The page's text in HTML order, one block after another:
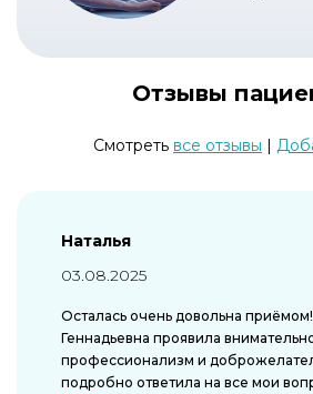
мозговой деятельности,
улучшение памяти)
Снижение холестерина
восполнение дефицита
витаминов)
Отзывы
Cмотреть все отзывы |
Наталья
03.08.2025
Осталась очень довольна
Геннадьевна проявила
профессионализм и
подробно ответила на все мои